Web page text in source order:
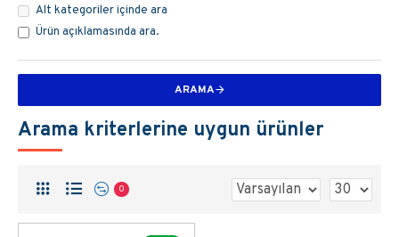
Alt kategoriler içinde ara
Ürün açıklamasında ara.
ARAMA
Arama kriterlerine uygun ürünler
0